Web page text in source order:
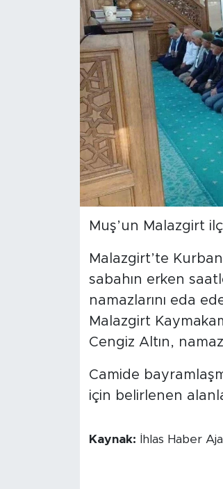
Muş’un Malazgirt
Malazgirt’te
sabahın erken
namazlarını eda
Malazgirt
Cengiz Altın,
Camide
için belirlenen
Kaynak: İhlas Haber
Yaşam
Ekonomi
Hava Durumu
Bingöl Kaza Haberleri